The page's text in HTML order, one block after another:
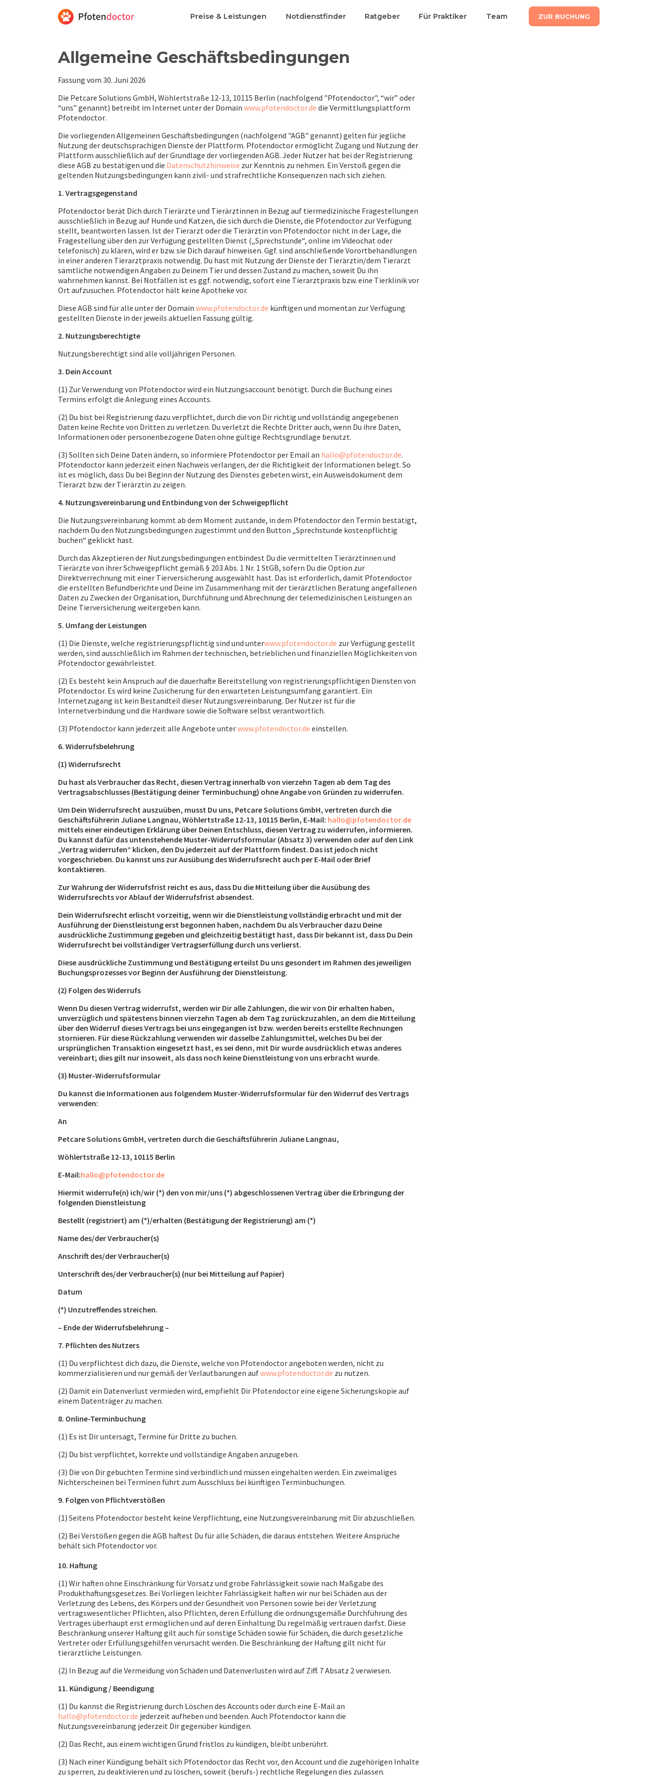
Preise & Leistungen Notdienstfinder Ratgeber Für Praktiker Team ZUR BUCHUNG
Allgemeine Geschäfts­beding­ungen
Fassung vom 30. Juni 2026
Die Petcare Solutions GmbH, Wöhlertstraße 12-13, 10115 Berlin (nachfolgend "Pfotendoctor", “wir” oder
“uns” genannt) betreibt im Internet unter der Domain www.pfotendoctor.de die Vermittlungsplattform
Pfotendoctor.
Die vorliegenden Allgemeinen Geschäftsbedingungen (nachfolgend "AGB" genannt) gelten für jegliche
Nutzung der deutschsprachigen Dienste der Plattform. Pfotendoctor ermöglicht Zugang und Nutzung der
Plattform ausschließlich auf der Grundlage der vorliegenden AGB. Jeder Nutzer hat bei der Registrierung
diese AGB zu bestätigen und die Datenschutzhinweise zur Kenntnis zu nehmen. Ein Verstoß gegen die
geltenden Nutzungsbedingungen kann zivil- und strafrechtliche Konsequenzen nach sich ziehen.
1. Vertragsgegenstand
Pfotendoctor berät Dich durch Tierärzte und Tierärztinnen in Bezug auf tiermedizinische Fragestellungen
ausschließlich in Bezug auf Hunde und Katzen, die sich durch die Dienste, die Pfotendoctor zur Verfügung
stellt, beantworten lassen. Ist der Tierarzt oder die Tierärztin von Pfotendoctor nicht in der Lage, die
Fragestellung über den zur Verfügung gestellten Dienst („Sprechstunde“, online im Videochat oder
telefonisch) zu klären, wird er bzw. sie Dich darauf hinweisen. Ggf. sind anschließende Vorortbehandlungen
in einer anderen Tierarztpraxis notwendig. Du hast mit Nutzung der Dienste der Tierärztin/dem Tierarzt
sämtliche notwendigen Angaben zu Deinem Tier und dessen Zustand zu machen, soweit Du ihn
wahrnehmen kannst. Bei Notfällen ist es ggf. notwendig, sofort eine Tierarztpraxis bzw. eine Tierklinik vor
Ort aufzusuchen. Pfotendoctor hält keine Apotheke vor.
Diese AGB sind für alle unter der Domain www.pfotendoctor.de künftigen und momentan zur Verfügung
gestellten Dienste in der jeweils aktuellen Fassung gültig.
2. Nutzungsberechtigte
Nutzungsberechtigt sind alle volljährigen Personen.
3. Dein Account
(1) Zur Verwendung von Pfotendoctor wird ein Nutzungsaccount benötigt. Durch die Buchung eines
Termins erfolgt die Anlegung eines Accounts.
(2) Du bist bei Registrierung dazu verpflichtet, durch die von Dir richtig und vollständig angegebenen
Daten keine Rechte von Dritten zu verletzen. Du verletzt die Rechte Dritter auch, wenn Du ihre Daten,
Informationen oder personenbezogene Daten ohne gültige Rechtsgrundlage benutzt.
(3) Sollten sich Deine Daten ändern, so informiere Pfotendoctor per Email an hallo@pfotendoctor.de.
Pfotendoctor kann jederzeit einen Nachweis verlangen, der die Richtigkeit der Informationen belegt. So
ist es möglich, dass Du bei Beginn der Nutzung des Dienstes gebeten wirst, ein Ausweisdokument dem
Tierarzt bzw. der Tierärztin zu zeigen.
4. Nutzungsvereinbarung und Entbindung von der Schweigepflicht
Die Nutzungsvereinbarung kommt ab dem Moment zustande, in dem Pfotendoctor den Termin bestätigt,
nachdem Du den Nutzungsbedingungen zugestimmt und den Button „Sprechstunde kostenpflichtig
buchen“ geklickt hast.
Durch das Akzeptieren der Nutzungsbedingungen entbindest Du die vermittelten Tierärztinnen und
Tierärzte von ihrer Schweigepflicht gemäß § 203 Abs. 1 Nr. 1 StGB, sofern Du die Option zur
Direktverrechnung mit einer Tierversicherung ausgewählt hast. Das ist erforderlich, damit Pfotendoctor
die erstellten Befundberichte und Deine im Zusammenhang mit der tierärztlichen Beratung angefallenen
Daten zu Zwecken der Organisation, Durchführung und Abrechnung der telemedizinischen Leistungen an
Deine Tierversicherung weitergeben kann.
5. Umfang der Leistungen
(1) Die Dienste, welche registrierungspflichtig sind und unterwww.pfotendoctor.de zur Verfügung gestellt
werden, sind ausschließlich im Rahmen der technischen, betrieblichen und finanziellen Möglichkeiten von
Pfotendoctor gewährleistet.
(2) Es besteht kein Anspruch auf die dauerhafte Bereitstellung von registrierungspflichtigen Diensten von
Pfotendoctor. Es wird keine Zusicherung für den erwarteten Leistungsumfang garantiert. Ein
Internetzugang ist kein Bestandteil dieser Nutzungsvereinbarung. Der Nutzer ist für die
Internetverbindung und die Hardware sowie die Software selbst verantwortlich.
(3) Pfotendoctor kann jederzeit alle Angebote unterwww.pfotendoctor.de einstellen.
6. Widerrufsbelehrung
(1) Widerrufsrecht
Du hast als Verbraucher das Recht, diesen Vertrag innerhalb von vierzehn Tagen ab dem Tag des
Vertragsabschlusses (Bestätigung deiner Terminbuchung) ohne Angabe von Gründen zu widerrufen.
Um Dein Widerrufsrecht auszuüben, musst Du uns, Petcare Solutions GmbH, vertreten durch die
Geschäftsführerin Juliane Langnau, Wöhlertstraße 12-13, 10115 Berlin, E-Mail: hallo@pfotendoctor.de
mittels einer eindeutigen Erklärung über Deinen Entschluss, diesen Vertrag zu widerrufen, informieren.
Du kannst dafür das untenstehende Muster-Widerrufsformular (Absatz 3) verwenden oder auf den Link
„Vertrag widerrufen“ klicken, den Du jederzeit auf der Plattform findest. Das ist jedoch nicht
vorgeschrieben. Du kannst uns zur Ausübung des Widerrufsrecht auch per E-Mail oder Brief
kontaktieren.
Zur Wahrung der Widerrufsfrist reicht es aus, dass Du die Mitteilung über die Ausübung des
Widerrufsrechts vor Ablauf der Widerrufsfrist absendest.
Dein Widerrufsrecht erlischt vorzeitig, wenn wir die Dienstleistung vollständig erbracht und mit der
Ausführung der Dienstleistung erst begonnen haben, nachdem Du als Verbraucher dazu Deine
ausdrückliche Zustimmung gegeben und gleichzeitig bestätigt hast, dass Dir bekannt ist, dass Du Dein
Widerrufsrecht bei vollständiger Vertragserfüllung durch uns verlierst.
Diese ausdrückliche Zustimmung und Bestätigung erteilst Du uns gesondert im Rahmen des jeweiligen
Buchungsprozesses vor Beginn der Ausführung der Dienstleistung.
(2) Folgen des Widerrufs
Wenn Du diesen Vertrag widerrufst, werden wir Dir alle Zahlungen, die wir von Dir erhalten haben,
unverzüglich und spätestens binnen vierzehn Tagen ab dem Tag zurückzuzahlen, an dem die Mitteilung
über den Widerruf dieses Vertrags bei uns eingegangen ist bzw. werden bereits erstellte Rechnungen
stornieren. Für diese Rückzahlung verwenden wir dasselbe Zahlungsmittel, welches Du bei der
ursprünglichen Transaktion eingesetzt hast, es sei denn, mit Dir wurde ausdrücklich etwas anderes
vereinbart; dies gilt nur insoweit, als dass noch keine Dienstleistung von uns erbracht wurde.
(3) Muster-Widerrufsformular
Du kannst die Informationen aus folgendem Muster-Widerrufsformular für den Widerruf des Vertrags
verwenden:
An
Petcare Solutions GmbH, vertreten durch die Geschäftsführerin Juliane Langnau,
Wöhlertstraße 12-13, 10115 Berlin
E-Mail:hallo@pfotendoctor.de
Hiermit widerrufe(n) ich/wir (*) den von mir/uns (*) abgeschlossenen Vertrag über die Erbringung der
folgenden Dienstleistung
Bestellt (registriert) am (*)/erhalten (Bestätigung der Registrierung) am (*)
Name des/der Verbraucher(s)
Anschrift des/der Verbraucher(s)
Unterschrift des/der Verbraucher(s) (nur bei Mitteilung auf Papier)
Datum
(*) Unzutreffendes streichen.
– Ende der Widerrufsbelehrung –
‍7. Pflichten des Nutzers
(1) Du verpflichtest dich dazu, die Dienste, welche von Pfotendoctor angeboten werden, nicht zu
kommerzialisieren und nur gemäß der Verlautbarungen aufwww.pfotendoctor.de zu nutzen.
(2) Damit ein Datenverlust vermieden wird, empfiehlt Dir Pfotendoctor eine eigene Sicherungskopie auf
einem Datenträger zu machen.
8. Online-Terminbuchung
(1) Es ist Dir untersagt, Termine für Dritte zu buchen.
(2) Du bist verpflichtet, korrekte und vollständige Angaben anzugeben.
(3) Die von Dir gebuchten Termine sind verbindlich und müssen eingehalten werden. Ein zweimaliges
Nichterscheinen bei Terminen führt zum Ausschluss bei künftigen Terminbuchungen.
9. Folgen von Pflichtverstößen
(1) Seitens Pfotendoctor besteht keine Verpflichtung, eine Nutzungsvereinbarung mit Dir abzuschließen.
(2) Bei Verstößen gegen die AGB haftest Du für alle Schäden, die daraus entstehen. Weitere Ansprüche
behält sich Pfotendoctor vor.
10. Haftung
(1) Wir haften ohne Einschränkung für Vorsatz und grobe Fahrlässigkeit sowie nach Maßgabe des
Produkthaftungsgesetzes. Bei Vorliegen leichter Fahrlässigkeit haften wir nur bei Schäden aus der
Verletzung des Lebens, des Körpers und der Gesundheit von Personen sowie bei der Verletzung
vertragswesentlicher Pflichten, also Pflichten, deren Erfüllung die ordnungsgemäße Durchführung des
Vertrages überhaupt erst ermöglichen und auf deren Einhaltung Du regelmäßig vertrauen darfst. Diese
Beschränkung unserer Haftung gilt auch für sonstige Schäden sowie für Schäden, die durch gesetzliche
Vertreter oder Erfüllungsgehilfen verursacht werden. Die Beschränkung der Haftung gilt nicht für
tierärztliche Leistungen.
(2) In Bezug auf die Vermeidung von Schäden und Datenverlusten wird auf Ziff. 7 Absatz 2 verwiesen.
11. Kündigung / Beendigung
(1) Du kannst die Registrierung durch Löschen des Accounts oder durch eine E-Mail an
hallo@pfotendoctor.de jederzeit aufheben und beenden. Auch Pfotendoctor kann die
Nutzungsvereinbarung jederzeit Dir gegenüber kündigen.
(2) Das Recht, aus einem wichtigen Grund fristlos zu kündigen, bleibt unberührt.
(3) Nach einer Kündigung behält sich Pfotendoctor das Recht vor, den Account und die zugehörigen Inhalte
zu sperren, zu deaktivieren und zu löschen, soweit (berufs-) rechtliche Regelungen dies zulassen.